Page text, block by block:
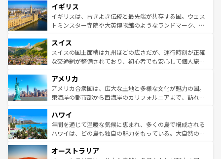
いる。シャンパンの発祥地であるランス、プロヴァンスの
香り高いラベンダー畑など、多彩な楽しみ方が可能だ。さ
らに、パリ以外の地域にも魅力が溢れており、どの街角に
れる地方に足を運ぶとそれぞれで全く異なる文化を体験で
きるだろう。 なお、新着のフランス情報はコンテンツ一覧
を参照してほしい。
顔を持つこの国は、どこを歩いても飽きることがない。ベ
ルリンの文化的活気、バイエルン州のアルプスの絶景、そ
してライン川沿いのワイン畑といった風景は必見。ビール
は、お酒好きな人にはぜひ体験してほしい。 なお、新着の
ドイツ情報はコンテンツ一覧を参照してほしい。
イギリス
イギリスは、古きよき伝統と最先端が共存する国。ウェス
トミンスター寺院や大英博物館のようなランドマーク、歴
リアごとに異なる魅力がある。また、優雅なアフタヌーン
ティー、ビール好きにはたまらない英国パブ、サッカー観
戦など、本場だからこそできる体験も豊富。イギリスを旅
ンツ一覧を参照してほしい。
スイス
スイスの国土面積は九州ほどの広さだが、運行時刻が正確
な交通網が整備されており、初心者でも安心して個人旅行
の建物がそのまま残る町や、スイスならではのユニークな
博物館もあり、アルプス観光だけでなく町歩きも満喫する
ことができる。国民の所得が高いため物価も高いが、旅行
ば市内交通費無料で観光を楽しむこともできる。 なお、新
着のスイス情報はコンテンツ一覧 を参照してほしい。
アメリカ
アメリカ合衆国は、広大な土地と多様な文化が魅力の国。
東海岸の都市部から西海岸のカリフォルニアまで、訪れる
のような巨大都市は、観光、ショッピング、エンターテイ
ンメントが詰まった刺激的なスポットだ。一方、アメリカ
西部には大自然が広がり、グランドキャニオンやイエロー
部のニューオーリンズでは、音楽と美食が融合した独特の
ハワイ
年間を通じて温暖な気候に恵まれ、多くの島で構成される
ハワイは、どの島も独自の魅力をもっている。大自然の神
ワイ島は見逃せない。また、定番の観光地といえばオアフ
オーストラリア